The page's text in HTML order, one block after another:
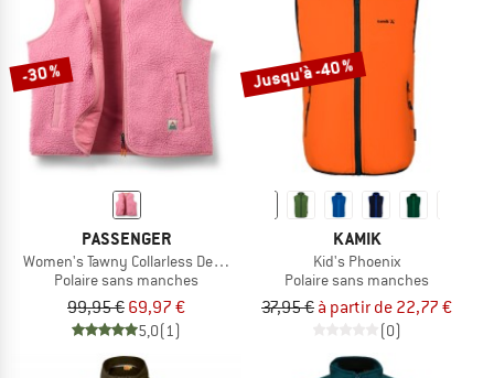
-30 %
PASSENGER
Women's Tawny Collarless Deep-Pile Sherpa Gilet
Polaire sans manches
99,95 € 69,97 €
5,0(1)
Jusqu'à -40 %
KAMIK
Kid's Phoenix
Polaire sans manches
37,95 € à partir de 22,77 €
(0)